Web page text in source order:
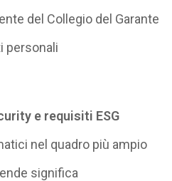
del Collegio del Garante
personali
e requisiti ESG
nel quadro più ampio
significa